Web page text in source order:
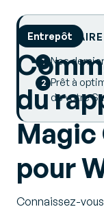
Entrepôt
du
pour
Connaissez-
SOMMAIRE
Nos
Prêt à
de votre